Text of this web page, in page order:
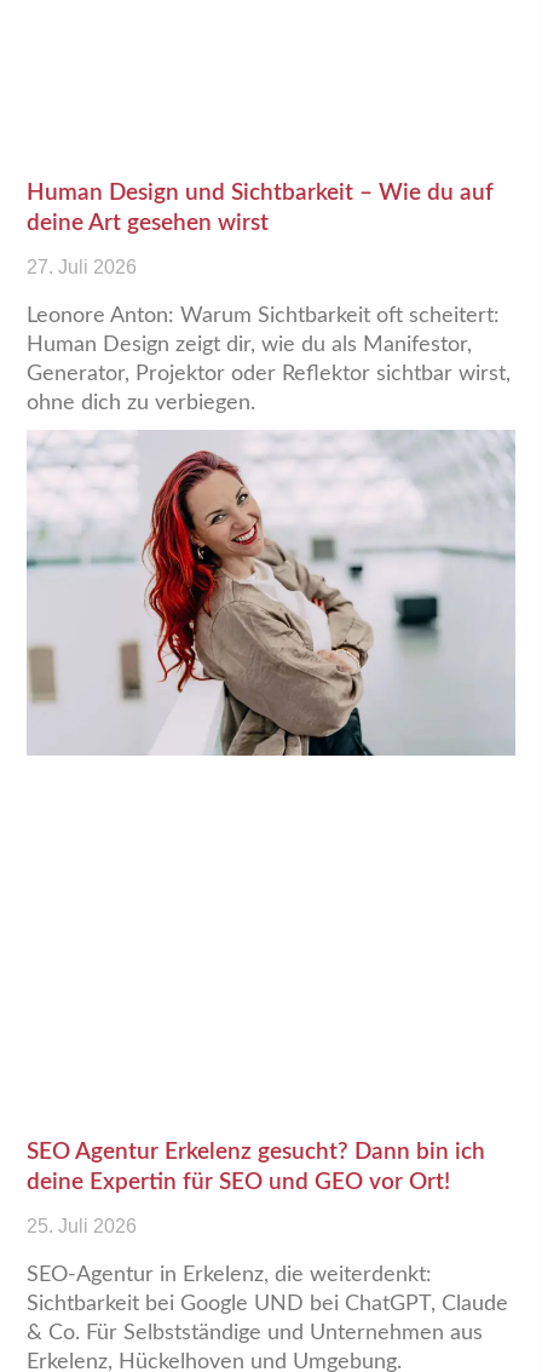
Human Design und Sichtbarkeit – Wie du auf
deine Art gesehen wirst
27. Juli 2026
Leonore Anton: Warum Sichtbarkeit oft scheitert:
Human Design zeigt dir, wie du als Manifestor,
Generator, Projektor oder Reflektor sichtbar wirst,
ohne dich zu verbiegen.
SEO Agentur Erkelenz gesucht? Dann bin ich
deine Expertin für SEO und GEO vor Ort!
25. Juli 2026
SEO-Agentur in Erkelenz, die weiterdenkt:
Sichtbarkeit bei Google UND bei ChatGPT, Claude
& Co. Für Selbstständige und Unternehmen aus
Erkelenz, Hückelhoven und Umgebung.